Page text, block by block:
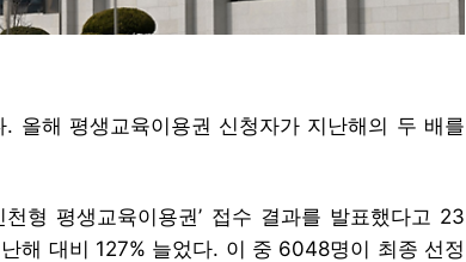
올해 평생교육이용권 신청자가 지난해의 두 배를
형 평생교육이용권’ 접수 결과를 발표했다고 23
해 대비 127% 늘었다. 이 중 6048명이 최종 선정